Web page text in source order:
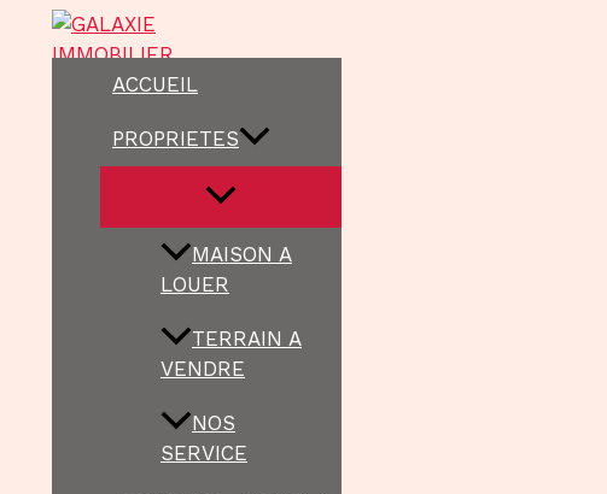
Aller
ACCUEIL
PROPRIETES
MAISON A
LOUER
TERRAIN A
VENDRE
NOS
SERVICE